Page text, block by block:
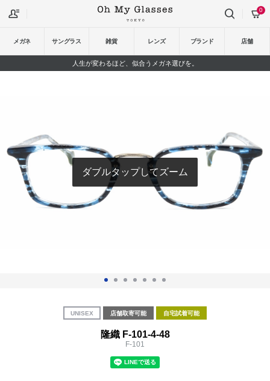
メガネ サングラス 雑貨 レンズ ブランド 店舗
0
人生が変わるほど、似合うメガネ選びを。
ダブルタップしてズーム
UNISEX 店舗取寄可能 自宅試着可能
隆織 F-101-4-48
F-101